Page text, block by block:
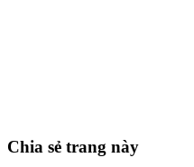
Chia sẻ trang này